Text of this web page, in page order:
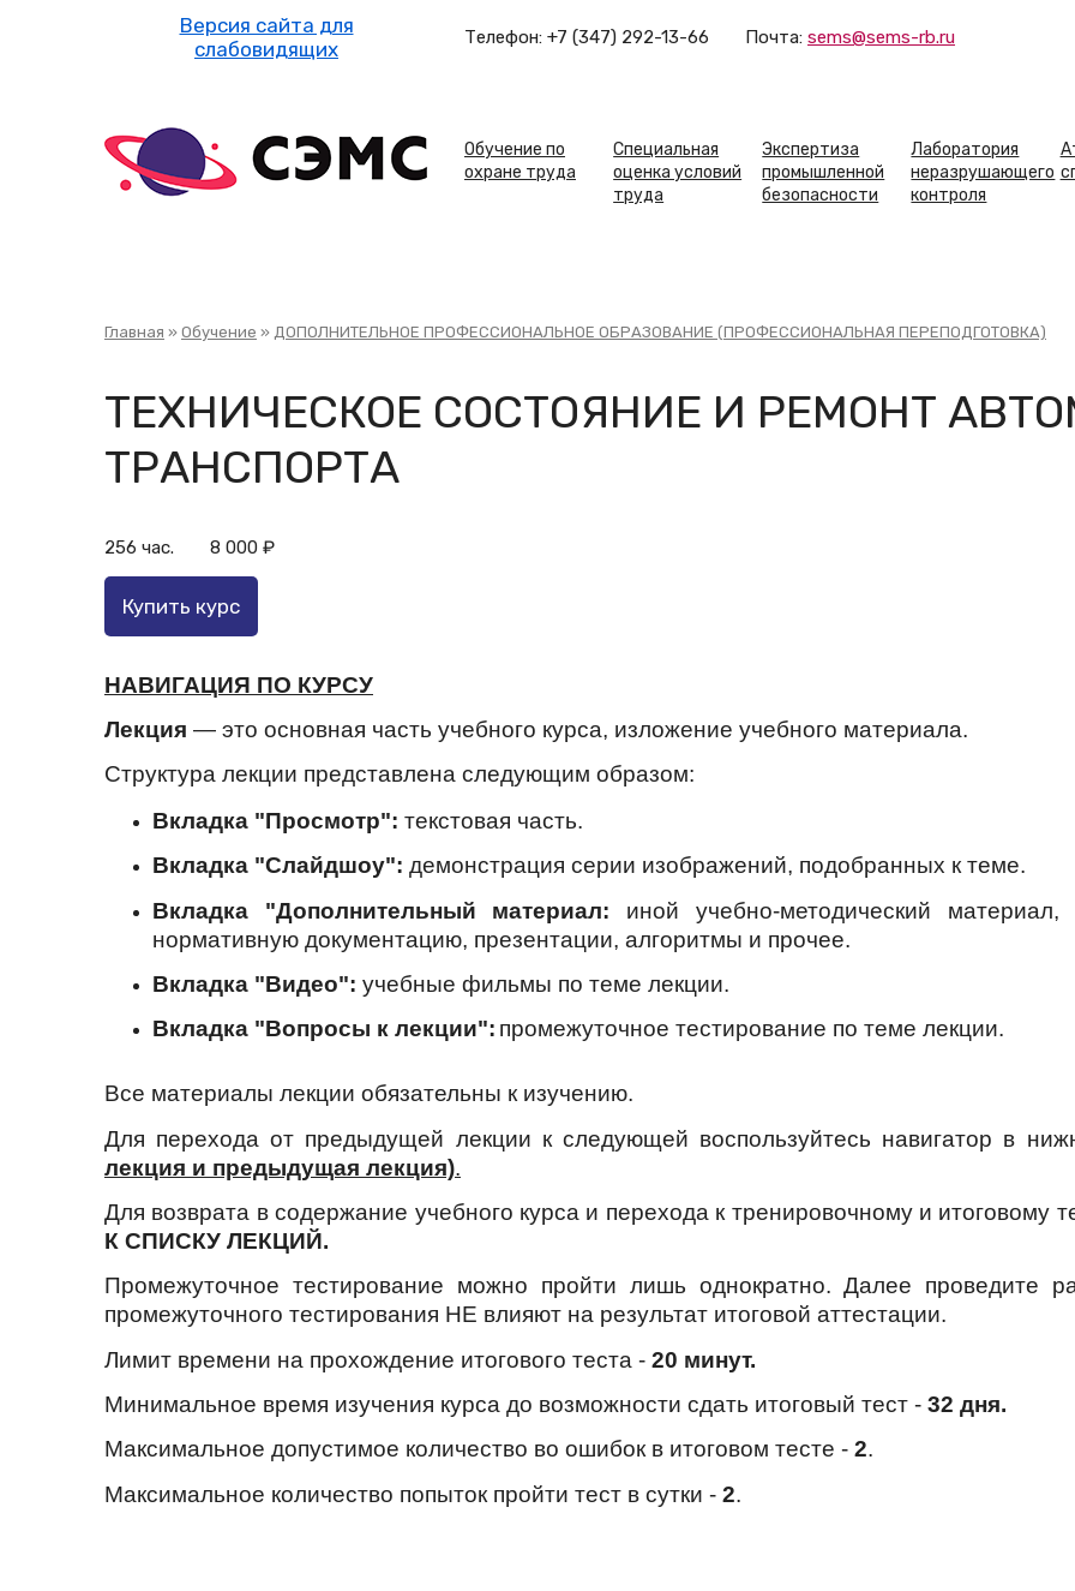
Телефон: +7 (347) 292-13-66 Почта: sems@sems-rb.ru
навигация
Обучение по
охране труда
Специальная
оценка условий
труда
Экспертиза
промышленной
безопасности
Лаборатория
неразрушающего
контроля
Строка
навигации
Главная Обучение ДОПОЛНИТЕЛЬНОЕ ПРОФЕССИОНАЛЬНОЕ ОБРАЗОВАНИЕ (ПРОФЕССИОНАЛЬНАЯ ПЕРЕПОДГОТОВКА)
ТЕХНИЧЕСКОЕ СОСТОЯНИЕ И РЕМОНТ
ТРАНСПОРТА
256 час. 8 000 ₽
НАВИГАЦИЯ ПО КУРСУ
Лекция — это основная часть учебного курса, изложение учебного материала.
Структура лекции представлена следующим образом:
Вкладка "Просмотр": текстовая часть.
Вкладка "Слайдшоу": демонстрация серии изображений, подобранных к теме.
Вкладка "Дополнительный материал: иной учебно-методический
нормативную документацию, презентации, алгоритмы и прочее.
Вкладка "Видео": учебные фильмы по теме лекции.
Вкладка "Вопросы к лекции": промежуточное тестирование по теме лекции.
Все материалы лекции обязательны к изучению.
Для перехода от предыдущей лекции к следующей воспользуйтесь навигатор в
лекция и предыдущая лекция).
Для возврата в содержание учебного курса и перехода к тренировочному и итоговому
К СПИСКУ ЛЕКЦИЙ.
Промежуточное тестирование можно пройти лишь однократно. Далее проведите
промежуточного тестирования НЕ влияют на результат итоговой аттестации.
Лимит времени на прохождение итогового теста - 20 минут.
Минимальное время изучения курса до возможности сдать итоговый тест - 32 дня.
Максимальное допустимое количество во ошибок в итоговом тесте - 2.
Максимальное количество попыток пройти тест в сутки - 2.